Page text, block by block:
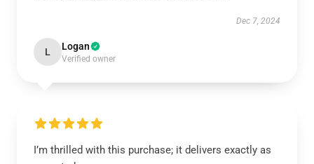
Dec 7, 2024
L Logan
Verified owner
I’m thrilled with this purchase; it delivers exactly as